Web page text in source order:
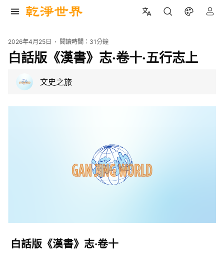
2026年4月25日 閱讀時間： 31分鐘
白話版《漢書》志·卷十·五行志上
文史之旅
白話版《漢書》志·卷十